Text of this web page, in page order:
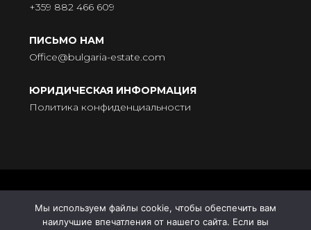
+359 882 466 609
ПИСЬМО НАМ
Office@bulgaria-estate.com
ЮРИДИЧЕСКАЯ ИНФОРМАЦИЯ
Политика конфиденциальности
© BULGARIA-ESTATE - Всички права запазени. Адрес: бул.
„Княгиня Мария Луиза“ № 9, ет. 5, 9000 Варна |
Мы используем файлы cookie, чтобы обеспечить вам
наилучшие впечатления от нашего сайта. Если вы